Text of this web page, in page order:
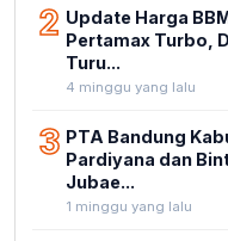
2 Update Harga
Pertamax Turbo,
Turu...
4 minggu yang lalu
3 PTA Bandung
Pardiyana dan
Jubae...
1 minggu yang lalu